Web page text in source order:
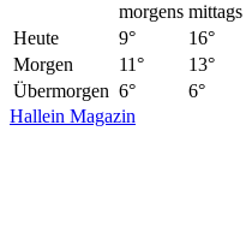
morgens mittags
Heute
9° 16°
Morgen
11° 13°
Übermorgen 6° 6°
Hallein Magazin